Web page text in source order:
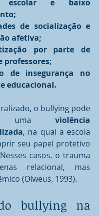
escolar e baixo
de socialização e
afetiva;
por parte de
professores;
de insegurança no
educacional.
o bullying pode
uma violência
, na qual a escola
seu papel protetivo
casos, o trauma
relacional, mas
(Olweus, 1993).
bullying na